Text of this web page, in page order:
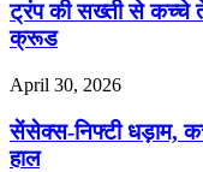
ट्रंप की सख्ती से कच्चे
क्रूड
April 30, 2026
सेंसेक्स-निफ्टी धड़ाम,
हाल